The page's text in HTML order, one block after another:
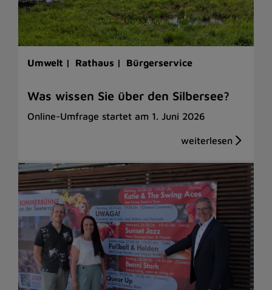
Umwelt | Rathaus | Bürgerservice
Was wissen Sie über den Silbersee?
Online-Umfrage startet am 1. Juni 2026